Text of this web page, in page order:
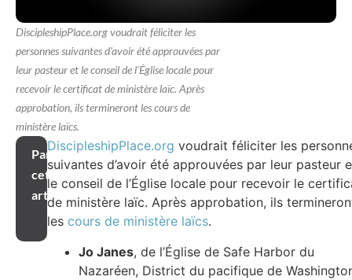
DiscipleshipPlace.org voudrait féliciter les
personnes suivantes d'avoir été approuvées par
leur pasteur et le conseil de l'Église locale pour
recevoir le certificat de ministère laïc. Après
approbation, ils termineront les cours de
ministère laïcs.
Partager
cet
article
DiscipleshipPlace.org voudrait féliciter les
suivantes d’avoir été approuvées par leur pasteur
le conseil de l’Église locale pour recevoir le
de ministère laïc. Après approbation, ils
les cours de ministère laïcs.
Jo Janes, de l’Église de Safe Harbor du
Nazaréen, District du pacifique de